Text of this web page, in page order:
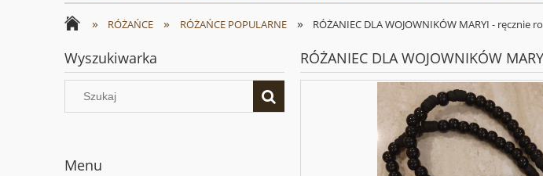
» RÓŻAŃCE » RÓŻAŃCE POPULARNE » RÓŻANIEC DLA WOJOWNIKÓW MARYI - ręcznie
Wyszukiwarka
Menu
RÓŻANIEC DLA WOJOWNIKÓW